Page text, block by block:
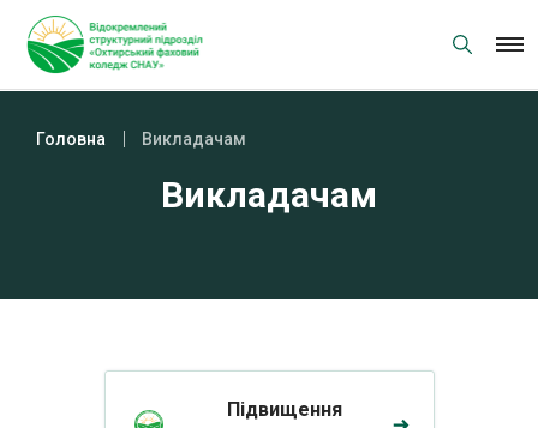
content
Головна Викладачам
Викладачам
Підвищення